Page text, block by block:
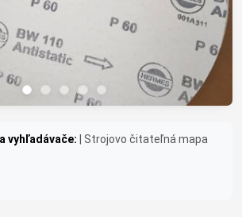
vyhľadávače:
| Strojovo čitateľná mapa